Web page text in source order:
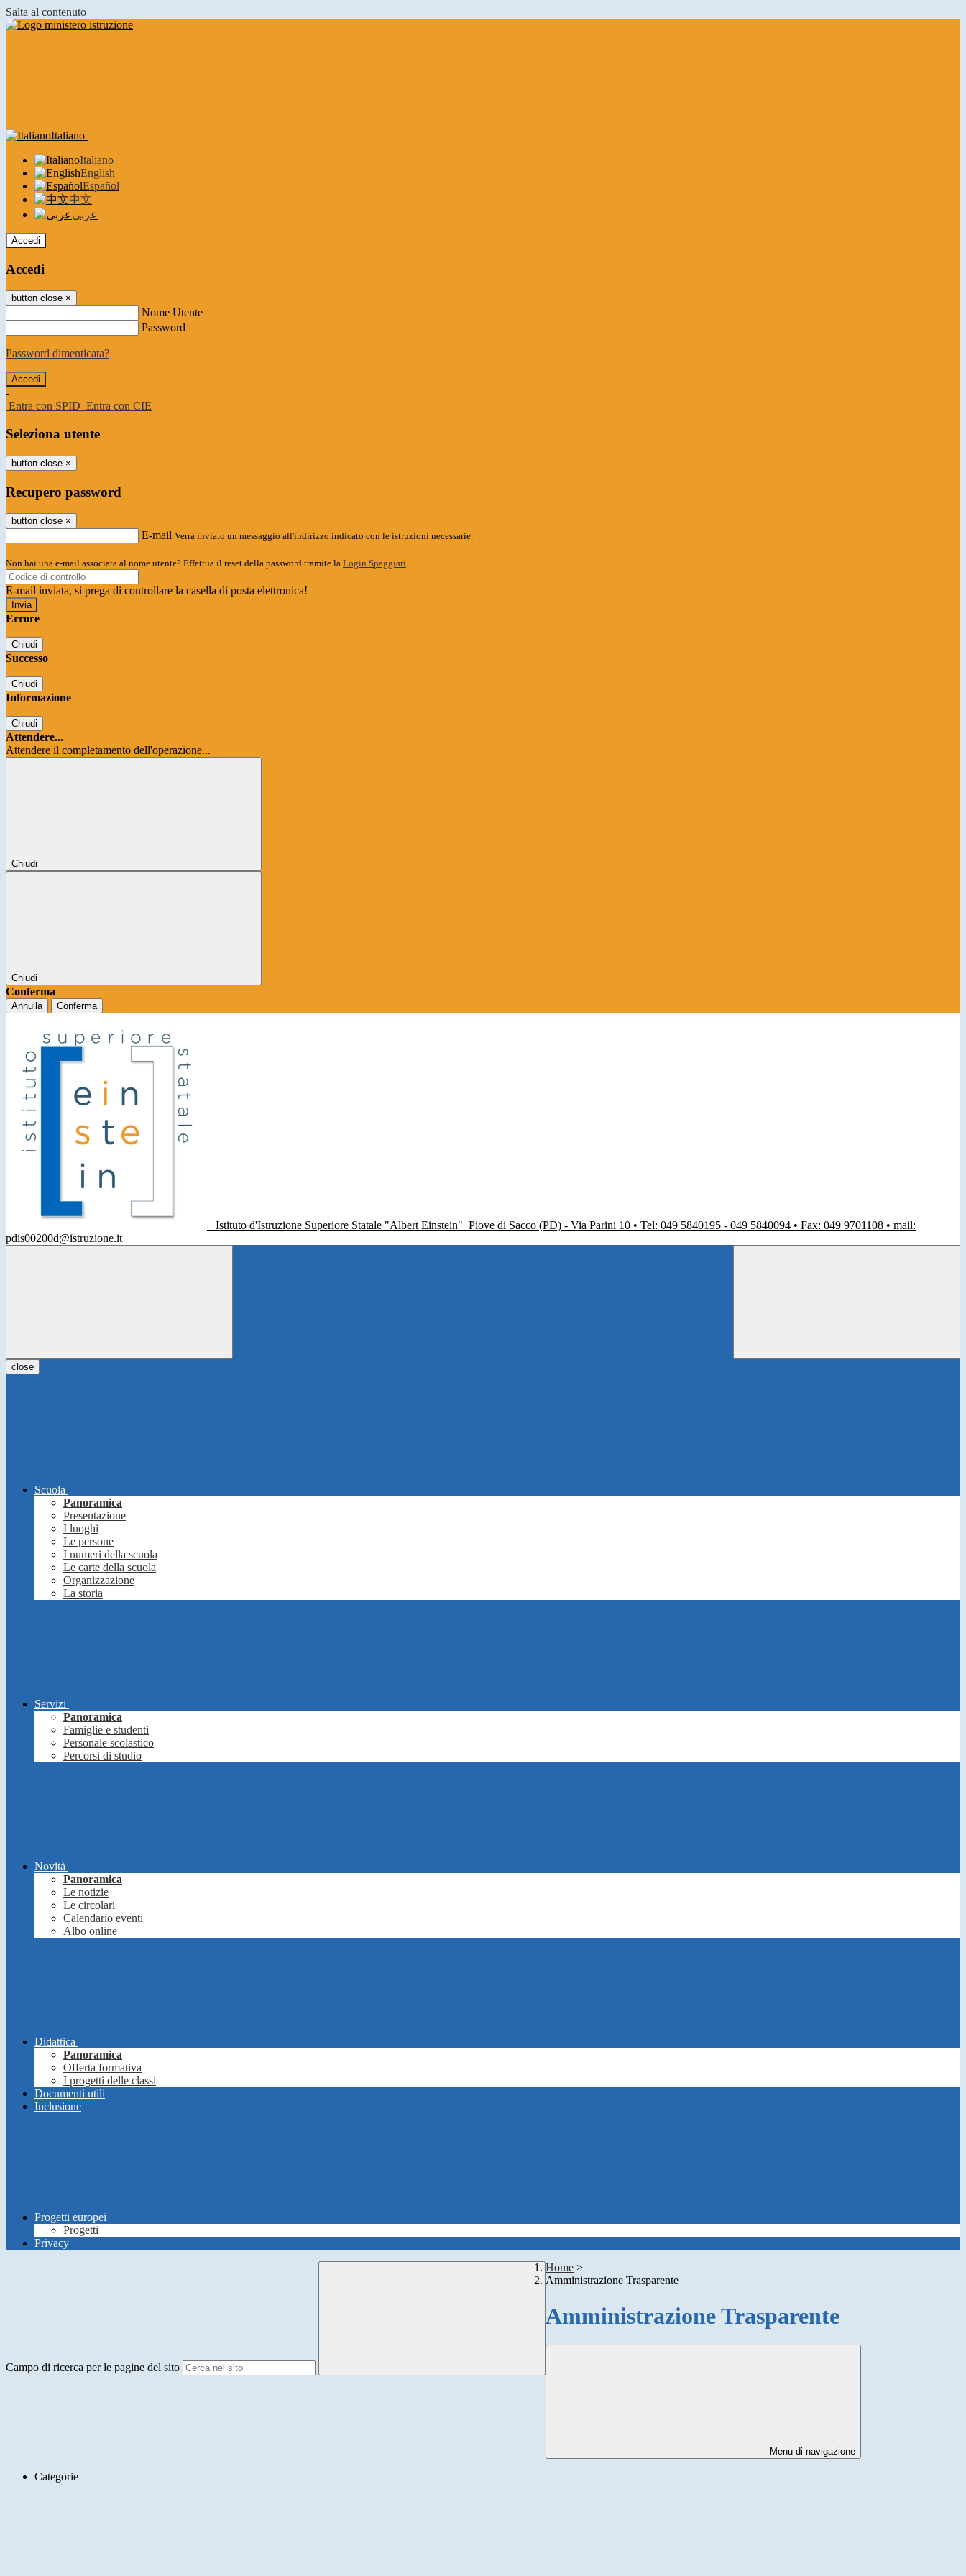
Salta al contenuto
Italiano
Italiano
English
Español
中文
عربى
Accedi
Accedi
button close ×
Nome Utente
Password
Password dimenticata?
-
Entra con SPID Entra con CIE
Seleziona utente
button close ×
Recupero password
button close ×
E-mail Verrà inviato un messaggio all'indirizzo indicato con le istruzioni necessarie.
Non hai una e-mail associata al nome utente? Effettua il reset della password tramite la Login Spaggiari
E-mail inviata, si prega di controllare la casella di posta elettronica!
Errore
Chiudi
Successo
Chiudi
Informazione
Chiudi
Attendere...
Attendere il completamento dell'operazione...
Chiudi
Chiudi
Conferma
Annulla Conferma
Istituto d'Istruzione Superiore Statale "Albert Einstein" Piove di Sacco (PD) - Via Parini 10 • Tel: 049 5840195 - 049 5840094 • Fax: 049 9701108 • mail:
pdis00200d@istruzione.it
close
Scuola
Panoramica
Presentazione
I luoghi
Le persone
I numeri della scuola
Le carte della scuola
Organizzazione
La storia
Servizi
Panoramica
Famiglie e studenti
Personale scolastico
Percorsi di studio
Novità
Panoramica
Le notizie
Le circolari
Calendario eventi
Albo online
Didattica
Panoramica
Offerta formativa
I progetti delle classi
Documenti utili
Inclusione
Progetti europei
Progetti
Privacy
Campo di ricerca per le pagine del sito
Home >
Amministrazione Trasparente
Amministrazione Trasparente
Menu di navigazione
Categorie